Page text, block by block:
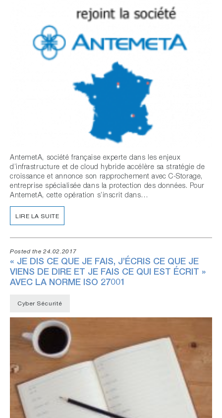
AntemetA, société française experte dans les enjeux
d’infrastructure et de cloud hybride accélère sa stratégie de
croissance et annonce son rapprochement avec C-Storage,
entreprise spécialisée dans la protection des données. Pour
AntemetA, cette opération s’inscrit dans…
LIRE LA SUITE
Posted the 24.02.2017
« JE DIS CE QUE JE FAIS, J’ÉCRIS CE QUE JE
VIENS DE DIRE ET JE FAIS CE QUI EST ÉCRIT »
AVEC LA NORME ISO 27001
Cyber Sécurité